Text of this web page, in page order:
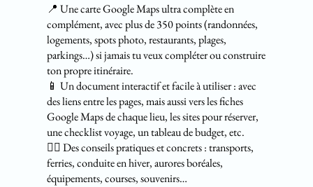
📍 Une carte Google Maps ultra complète en
complément, avec plus de 350 points (randonnées,
logements, spots photo, restaurants, plages,
parkings…) si jamais tu veux compléter ou construire
ton propre itinéraire.
📱 Un document interactif et facile à utiliser : avec
des liens entre les pages, mais aussi vers les fiches
Google Maps de chaque lieu, les sites pour réserver,
une checklist voyage, un tableau de budget, etc.
👍🏼 Des conseils pratiques et concrets : transports,
ferries, conduite en hiver, aurores boréales,
équipements, courses, souvenirs…